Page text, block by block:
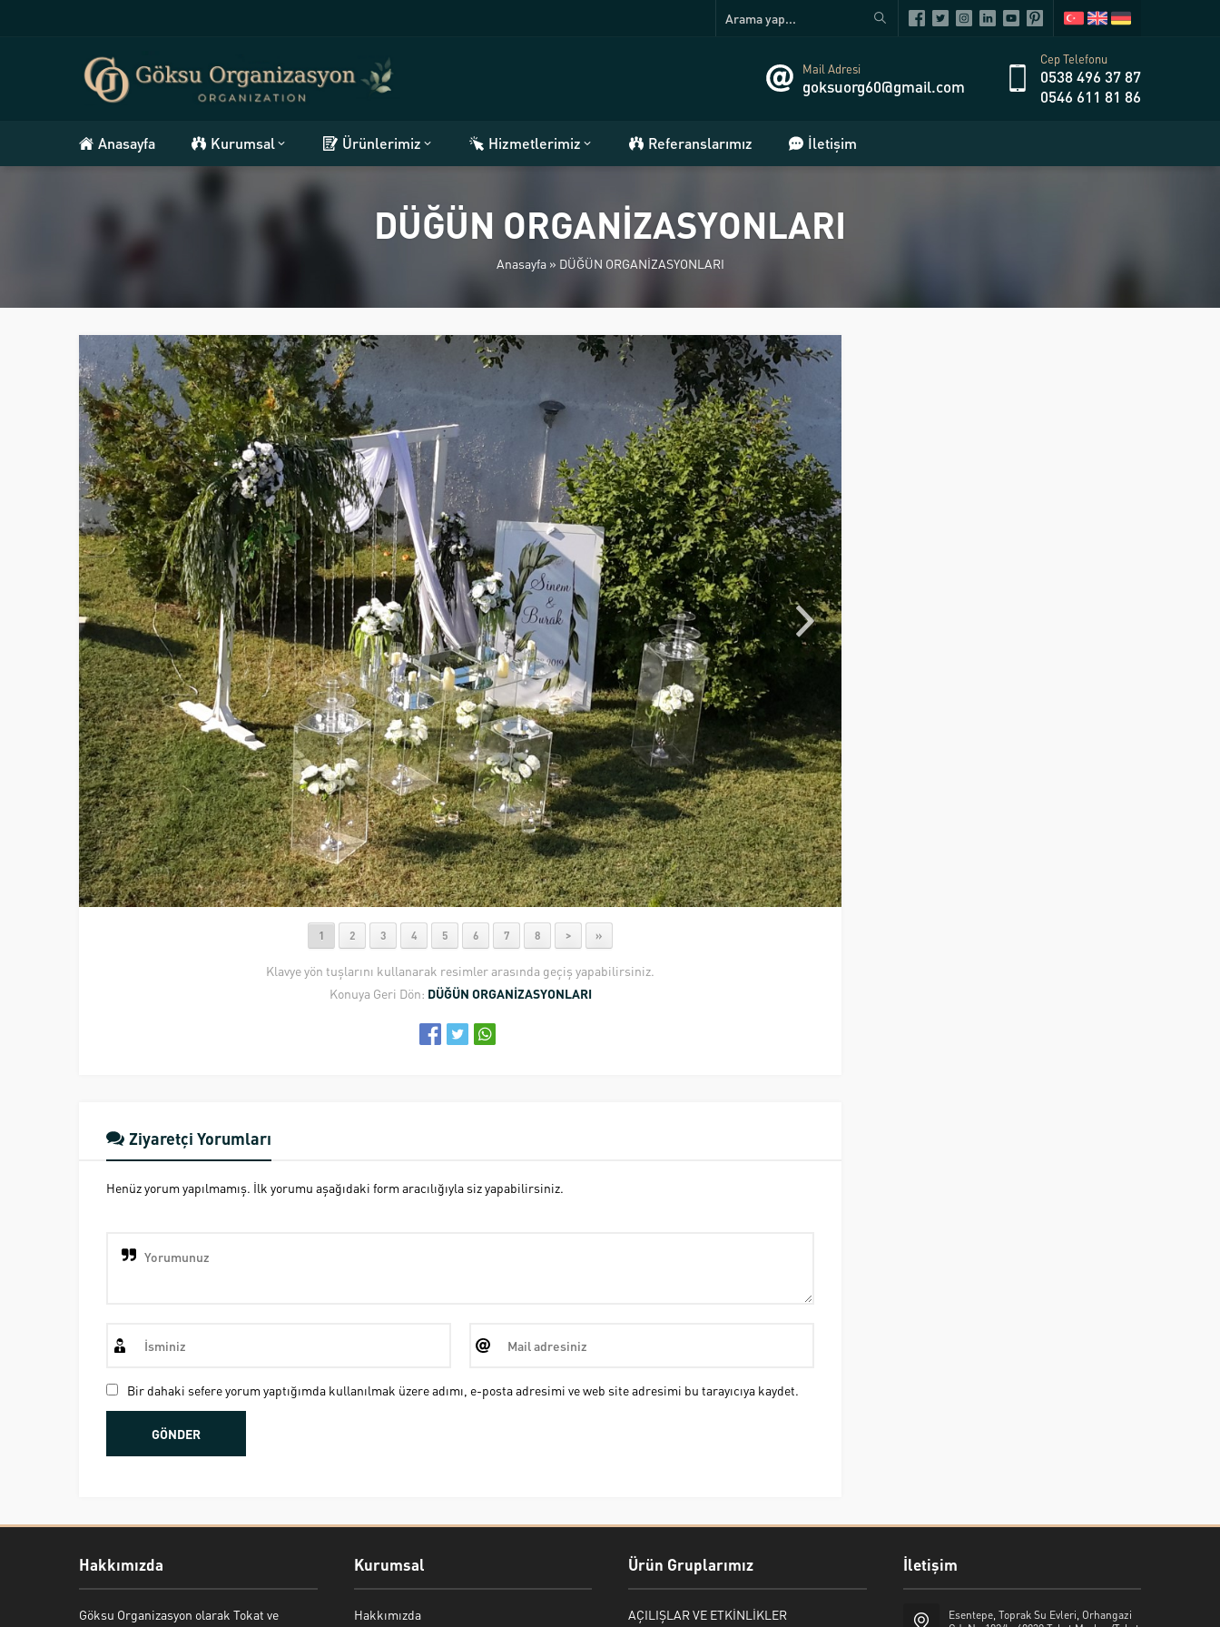
Mail Adresi
goksuorg60@gmail.com
Cep Telefonu
0538 496 37 87
0546 611 81 86
Anasayfa Kurumsal Ürünlerimiz Hizmetlerimiz Referanslarımız İletişim
DÜĞÜN ORGANİZASYONLARI
Anasayfa» DÜĞÜN ORGANİZASYONLARI
1 2 3 4 5 6 7 8 > »
Klavye yön tuşlarını kullanarak resimler arasında geçiş yapabilirsiniz.
Konuya Geri Dön: DÜĞÜN ORGANİZASYONLARI
Ziyaretçi Yorumları
Henüz yorum yapılmamış. İlk yorumu aşağıdaki form aracılığıyla siz yapabilirsiniz.
Bir dahaki sefere yorum yaptığımda kullanılmak üzere adımı, e-posta adresimi ve web site adresimi bu tarayıcıya kaydet.
Hakkımızda
Göksu Organizasyon olarak Tokat ve
Kurumsal
Hakkımızda
Ürün Gruplarımız
AÇILIŞLAR VE ETKİNLİKLER
İletişim
Esentepe, Toprak Su Evleri, Orhangazi
Bekir Kiper